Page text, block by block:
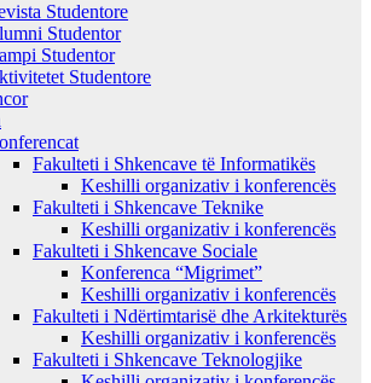
Studentore
Studentor
Studentor
Studentore
Fakulteti i Shkencave të Informatikës
Keshilli organizativ i konferencës
Fakulteti i Shkencave Teknike
Keshilli organizativ i konferencës
Fakulteti i Shkencave Sociale
Konferenca “Migrimet”
Keshilli organizativ i konferencës
Fakulteti i Ndërtimtarisë dhe Arkitekturës
Keshilli organizativ i konferencës
Fakulteti i Shkencave Teknologjike